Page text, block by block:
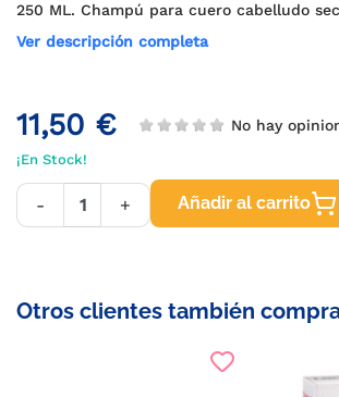
250 ML. Champú para cuero cabelludo
Ver descripción completa
11,50 € No hay
¡En Stock!
- + Añadir al carrito
Otros clientes también